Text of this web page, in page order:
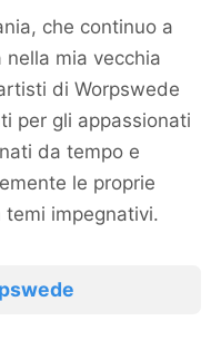
che continuo a
mia vecchia
di Worpswede
per gli appassionati
da tempo e
le proprie
impegnativi.